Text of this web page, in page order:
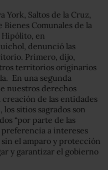
York, Saltos de la Cruz,
Comunales de la
Hipólito, en
denunció las
Primero, dijo,
territorios originarios
En una segunda
nuestros derechos
de las entidades
sitios sagrados son
“por parte de las
a intereses
el amparo y protección
y garantizar el gobierno